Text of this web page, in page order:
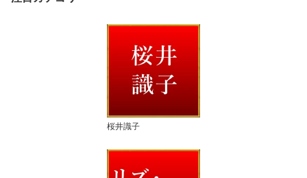
桜井識子